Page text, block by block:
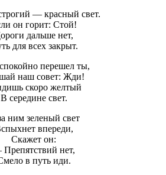
— красный свет.
он горит: Стой!
дальше нет,
для всех закрыт.
перешел ты,
наш совет: Жди!
скоро желтый
В середине свет.
ним зеленый свет
впереди,
Скажет он:
нет,
в путь иди.